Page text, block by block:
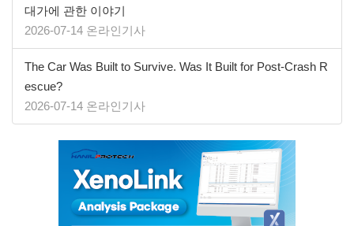
대가에 관한 이야기
2026-07-14 온라인기사
The Car Was Built to Survive. Was It Built for Post-Crash R
escue?
2026-07-14 온라인기사